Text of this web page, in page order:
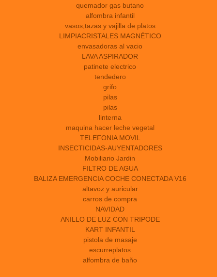
quemador gas butano
alfombra infantil
vasos,tazas y vajilla de platos
LIMPIACRISTALES MAGNÉTICO
envasadoras al vacio
LAVA ASPIRADOR
patinete electrico
tendedero
grifo
pilas
pilas
linterna
maquina hacer leche vegetal
TELEFONIA MOVIL
INSECTICIDAS-AUYENTADORES
Mobiliario Jardin
FILTRO DE AGUA
BALIZA EMERGENCIA COCHE CONECTADA V16
altavoz y auricular
carros de compra
NAVIDAD
ANILLO DE LUZ CON TRIPODE
KART INFANTIL
pistola de masaje
escurreplatos
alfombra de baño